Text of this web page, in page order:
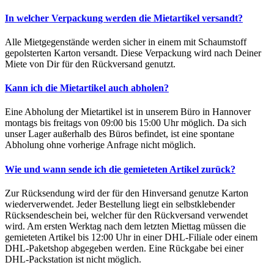
In welcher Verpackung werden die Mietartikel versandt?
Alle Mietgegenstände werden sicher in einem mit Schaumstoff
gepolsterten Karton versandt. Diese Verpackung wird nach Deiner
Miete von Dir für den Rückversand genutzt.
Kann ich die Mietartikel auch abholen?
Eine Abholung der Mietartikel ist in unserem Büro in Hannover
montags bis freitags von 09:00 bis 15:00 Uhr möglich. Da sich
unser Lager außerhalb des Büros befindet, ist eine spontane
Abholung ohne vorherige Anfrage nicht möglich.
Wie und wann sende ich die gemieteten Artikel zurück?
Zur Rücksendung wird der für den Hinversand genutze Karton
wiederverwendet. Jeder Bestellung liegt ein selbstklebender
Rücksendeschein bei, welcher für den Rückversand verwendet
wird. Am ersten Werktag nach dem letzten Miettag müssen die
gemieteten Artikel bis 12:00 Uhr in einer DHL-Filiale oder einem
DHL-Paketshop abgegeben werden. Eine Rückgabe bei einer
DHL-Packstation ist nicht möglich.